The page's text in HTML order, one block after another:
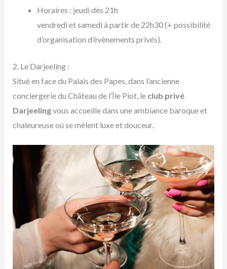
Horaires : jeudi dès 21h
vendredi et samedi à partir de 22h30 (+ possibilité
d’organisation d’évènements privés).
2. Le Darjeeling :
Situé en face du Palais des Papes, dans l’ancienne
conciergerie du Château de l’Île Piot, le club privé
Darjeelingvous accueille dans une ambiance baroque et
chaleureuse où se mêlent luxe et douceur.